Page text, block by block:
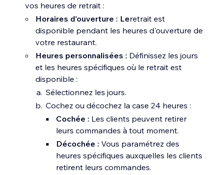
vos heures de retrait :
Horaires d'ouverture : Leretrait est
disponible pendant les heures d'ouverture de
votre restaurant.
Heures personnalisées : Définissez les jours
et les heures spécifiques où le retrait est
disponible :
Sélectionnez les jours.
Cochez ou décochez la case 24 heures :
Cochée : Les clients peuvent retirer
leurs commandes à tout moment.
Décochée : Vous paramétrez des
heures spécifiques auxquelles les clients
retirent leurs commandes.